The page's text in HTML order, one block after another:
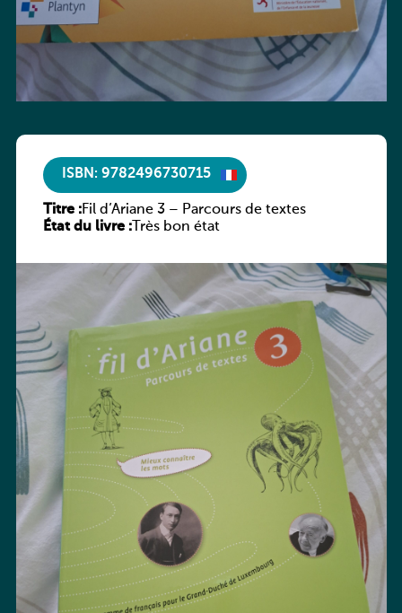
ISBN: 9782496730715
Titre :Fil d’Ariane 3 – Parcours de textes
État du livre :Très bon état